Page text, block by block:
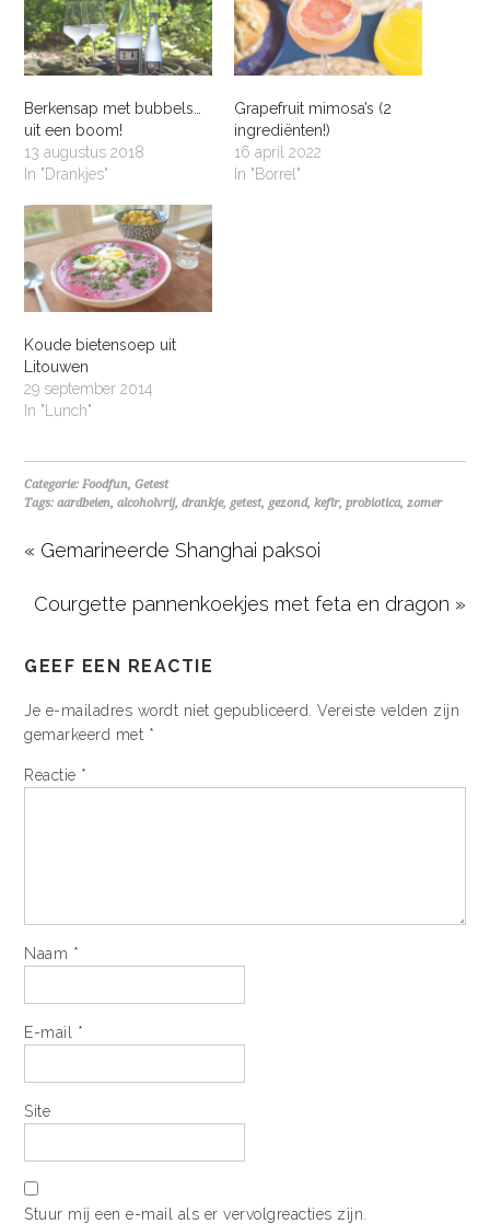
Berkensap met bubbels…
uit een boom!
13 augustus 2018
In "Drankjes"
Grapefruit mimosa’s (2
ingrediënten!)
16 april 2022
In "Borrel"
Koude bietensoep uit
Litouwen
29 september 2014
In "Lunch"
Categorie:Foodfun,Getest
Tags:aardbeien,alcoholvrij,drankje, getest, gezond,kefir,probiotica,zomer
« Gemarineerde Shanghai paksoi
Courgette pannenkoekjes met feta en dragon »
GEEF EEN REACTIE
Je e-mailadres wordt niet gepubliceerd.
Vereiste velden zijn
gemarkeerd met *
Reactie *
Naam *
E-mail *
Site
Stuur mij een e-mail als er vervolgreacties zijn.